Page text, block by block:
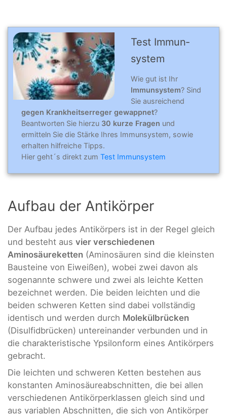
Test Immun­
system
Wie gut ist Ihr
Immunsystem? Sind
Sie ausreichend
gegen Krankheitserreger gewappnet?
Beantworten Sie hierzu 30 kurze Fragen und
ermitteln Sie die Stärke Ihres Immunsystem, sowie
erhalten hilfreiche Tipps.
Hier geht´s direkt zum Test Immunsystem
Aufbau der Antikörper
Der Aufbau jedes Antikörpers ist in der Regel gleich
und besteht aus vier verschiedenen
Aminosäureketten (Aminosäuren sind die kleinsten
Bausteine von Eiweißen), wobei zwei davon als
sogenannte schwere und zwei als leichte Ketten
bezeichnet werden. Die beiden leichten und die
beiden schweren Ketten sind dabei vollständig
identisch und werden durch Molekülbrücken
(Disulfidbrücken) untereinander verbunden und in
die charakteristische Ypsilonform eines Antikörpers
gebracht.
Die leichten und schweren Ketten bestehen aus
konstanten Aminosäureabschnitten, die bei allen
verschiedenen Antikörperklassen gleich sind und
aus variablen Abschnitten, die sich von Antikörper